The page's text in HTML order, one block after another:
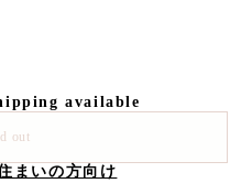
available
out
まいの方向け